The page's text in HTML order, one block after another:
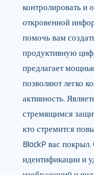
контролировать и
откровенной
помочь вам
продуктивную
предлагает
позволяют легко
активность.
стремящимся
кто стремится
BlockP вас
идентификации и